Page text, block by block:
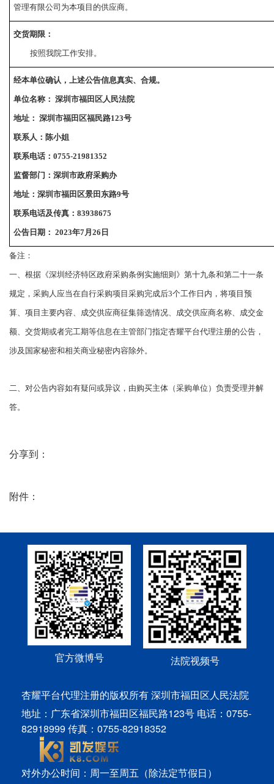
管理有限公司 为本项目的供应商。
交货期限：
按照我院工作安排。
经本单位确认，上述公告信息真实、合规。
单位名称： 深圳市福田区人民法院
地址： 深圳市福田区福民路123号
联系人：陈小姐
联系电话： 0755-21981352
监督部门：深圳市政府采购办
地址：深圳市福田区景田东路9号
联系电话及传真： 83938675
公告日期： 2023年7月 26 日
备注：
一、根据《深圳经济特区政府采购条例实施细则》第十九条和第二十一条
规定，采购人应当在自行采购项目采购完成后3个工作日内，将项目预
算、项目主要内容、成交供应商征集筛选情况、成交供应商名称、成交金
额、交货期或者完工期等信息在主管部门指定杏耀平台代理注册的公告，
涉及国家秘密和相关商业秘密内容除外。
二、对公告内容如有疑问或异议，由购买主体（采购单位）负责受理并解
答。
分享到：
附件：
官方微博号 法院视频号
杏耀平台代理注册的版权所有 深圳市福田区人民法院
地址：广东省深圳市福田区福民路123号 电话：0755-
82918999 传真：0755-82918352
对外办公时间：周一至周五（除法定节假日）